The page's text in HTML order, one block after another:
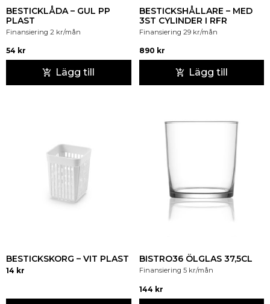
BESTICKLÅDA – GUL PP
PLAST
Finansiering 2 kr/mån
54 kr
Lägg till
BESTICKSHÅLLARE – MED
3ST CYLINDER I RFR
Finansiering 29 kr/mån
890 kr
Lägg till
BESTICKSKORG – VIT PLAST
14 kr
BISTRO36 ÖLGLAS 37,5CL
Finansiering 5 kr/mån
144 kr